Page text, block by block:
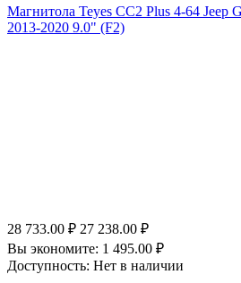
Магнитола Teyes CC2 Plus 4-64 Jeep
2013-2020 9.0" (F2)
28 733.00 ₽ 27 238.00 ₽
Вы экономите: 1 495.00 ₽
Доступность: Нет в наличии